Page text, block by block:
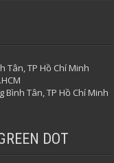
Tân, TP Hồ Chí Minh
Tân, TP Hồ Chí Minh
DOT